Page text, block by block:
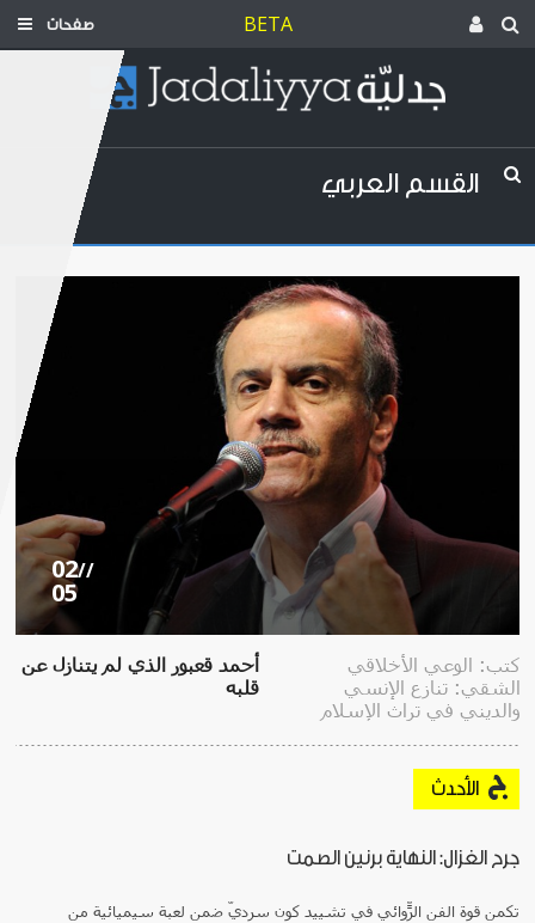
صفحات BETA
القسم العربي
02//
05
أحمد قعبور الذي لم يتنازل عن
قلبه
كتب: الوعي الأخلاقي
الشقي: تنازع الإنسي
والديني في تراث الإسلام
الأحدث
جرح الغزال: النهاية برنين الصمت
تكمن قوة الفن الرّوائي في تشييد كونٍ سرديّ ضمن لعبة سيميائية من